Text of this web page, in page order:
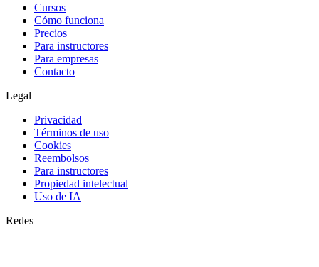
Cursos
Cómo funciona
Precios
Para instructores
Para empresas
Contacto
Legal
Privacidad
Términos de uso
Cookies
Reembolsos
Para instructores
Propiedad intelectual
Uso de IA
Redes